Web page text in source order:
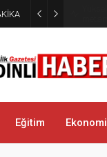
Eğitim Ekonomi